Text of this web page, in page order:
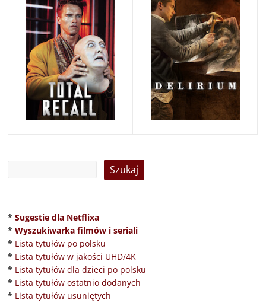
* Sugestie dla Netflixa
* Wyszukiwarka filmów i seriali
* Lista tytułów po polsku
* Lista tytułów w jakości UHD/4K
* Lista tytułów dla dzieci po polsku
* Lista tytułów ostatnio dodanych
* Lista tytułów usuniętych